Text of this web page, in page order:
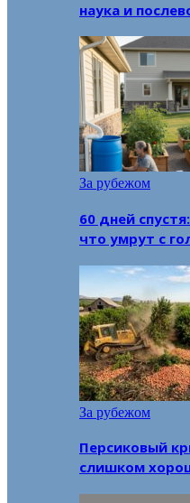
наука и
За рубежом
60 дней
что умрут с
За рубежом
Персиковый
слишком